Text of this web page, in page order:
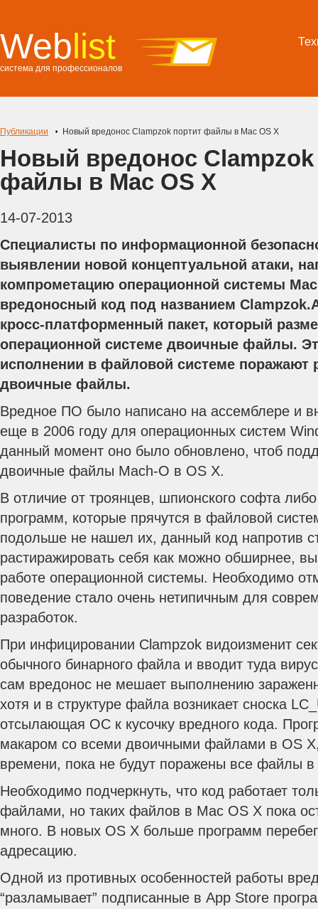
Weblist
система для профессионалов
Публикации Новый вредонос Clampzok портит файлы в Mac OS X
Новый вредонос Clampzok
файлы в Mac OS X
14-07-2013
Специалисты по информационной
выявлении новой концептуальной атаки,
компрометацию операционной системы
вредоносный код под названием
кросс-платформенный пакет, который
операционной системе двоичные файлы.
исполнении в файловой системе
двоичные файлы.
Вредное ПО было написано на ассемблере и
еще в 2006 году для операционных систем
данный момент оно было обновлено, чтоб
двоичные файлы Mach-O в OS X.
В отличие от троянцев, шпионского софта
программ, которые прячутся в файловой
подольше не нашел их, данный код напротив
растиражировать себя как можно обширнее,
работе операционной системы. Необходимо
поведение стало очень нетипичным для
разработок.
При инфицировании Clampzok видоизменит
обычного бинарного файла и вводит туда
сам вредонос не мешает выполнению
хотя и в структуре файла возникает сноска
отсылающая ОС к кусочку вредного кода.
макаром со всеми двоичными файлами в OS
времени, пока не будут поражены все файлы в
Необходимо подчеркнуть, что код работает
файлами, но таких файлов в Mac OS X пока
много. В новых OS X больше программ
адресацию.
Одной из противных особенностей работы
“разламывает” подписанные в App Store